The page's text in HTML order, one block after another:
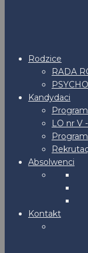
Rodzice
RADA
Kandydaci
LO nr V
Absolwenci
Kontakt